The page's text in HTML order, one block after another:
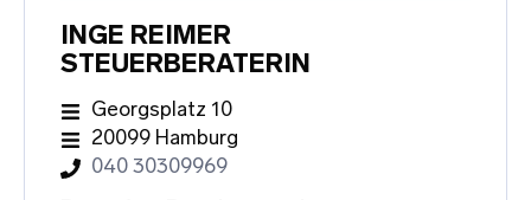
INGE REIMER
STEUERBERATERIN
Georgsplatz 10
20099 Hamburg
040 30309969